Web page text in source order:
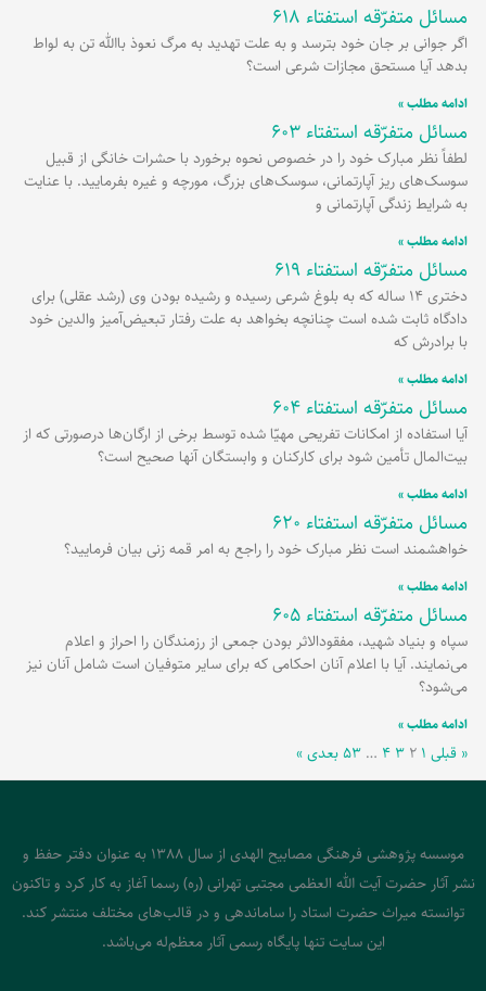
مسائل متفرّقه استفتاء 618
اگر جوانی بر جان خود بترسد و به علت تهدید به مرگ نعوذ باالله‌ تن به لواط
بدهد آیا مستحق مجازات شرعی است؟
ادامه مطلب »
مسائل متفرّقه استفتاء 603
لطفاً نظر مبارک خود را در خصوص نحوه برخورد با حشرات خانگی از قبیل
سوسک‌های ریز آپارتمانی، سوسک‌های بزرگ، مورچه و غیره بفرمایید. با عنایت
به شرایط زندگی آپارتمانی و
ادامه مطلب »
مسائل متفرّقه استفتاء 619
دختری 14 ساله که به بلوغ شرعی رسیده و رشیده بودن وی (رشد عقلی) برای
دادگاه ثابت شده است چنانچه بخواهد به علت رفتار تبعیض‌آمیز والدین خود
با برادرش که
ادامه مطلب »
مسائل متفرّقه استفتاء 604
آیا استفاده از امکانات تفریحی مهیّا شده توسط برخی از ارگان‌ها درصورتی که از
بیت‌المال تأمین شود برای کارکنان و وابستگان آنها صحیح است؟
ادامه مطلب »
مسائل متفرّقه استفتاء 620
خواهشمند است نظر مبارک خود را راجع به امر قمه زنی بیان فرمایید؟
ادامه مطلب »
مسائل متفرّقه استفتاء 605
سپاه و بنیاد شهید، مفقودالاثر بودن جمعی از رزمندگان را احراز و اعلام
می‌نمایند. آیا با اعلام آنان احکامی که برای سایر متوفیان است شامل آنان نیز
می‌شود؟
ادامه مطلب »
« قبلی ۱ ۲ ۳ ۴ … ۵۳بعدی »
موسسه پژوهشی فرهنگی مصابیح الهدی از سال 1388 به عنوان دفتر حفظ و
نشر آثار حضرت آیت الله العظمی مجتبی تهرانی (ره) رسما آغاز به کار کرد و تاکنون
توانسته میراث حضرت استاد را ساماندهی و در قالب‌های مختلف منتشر کند.
این سایت تنها پایگاه رسمی آثار معظم‌له می‌باشد.